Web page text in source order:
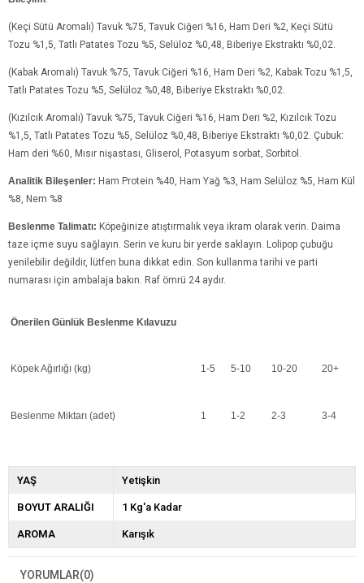
(Keçi Sütü Aromalı) Tavuk %75, Tavuk Ciğeri %16, Ham Deri %2, Keçi Sütü
Tozu %1,5, Tatlı Patates Tozu %5, Selüloz %0,48, Biberiye Ekstraktı %0,02.
(Kabak Aromalı) Tavuk %75, Tavuk Ciğeri %16, Ham Deri %2, Kabak Tozu %1,5,
Tatlı Patates Tozu %5, Selüloz %0,48, Biberiye Ekstraktı %0,02.
(Kızılcık Aromalı) Tavuk %75, Tavuk Ciğeri %16, Ham Deri %2, Kızılcık Tozu
%1,5, Tatlı Patates Tozu %5, Selüloz %0,48, Biberiye Ekstraktı %0,02. Çubuk:
Ham deri %60, Mısır nişastası, Gliserol, Potasyum sorbat, Sorbitol.
Analitik Bileşenler: Ham Protein %40, Ham Yağ %3, Ham Selüloz %5, Ham Kül
%8, Nem %8
Beslenme Talimatı: Köpeğinize atıştırmalık veya ikram olarak verin. Daima
taze içme suyu sağlayın. Serin ve kuru bir yerde saklayın. Lolipop çubuğu
yenilebilir değildir, lütfen buna dikkat edin. Son kullanma tarihi ve parti
numarası için ambalaja bakın. Raf ömrü 24 aydır.
Önerilen Günlük Beslenme Kılavuzu
Köpek Ağırlığı (kg) 1-5 5-10 10-20 20+
Beslenme Miktarı (adet) 1 1-2 2-3 3-4
YAŞ Yetişkin
BOYUT ARALIĞI 1 Kg'a Kadar
AROMA Karışık
YORUMLAR(0)